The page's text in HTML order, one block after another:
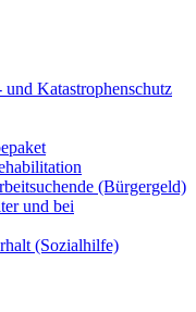
und Katastrophenschutz
(Bürgergeld)
und bei
(Sozialhilfe)